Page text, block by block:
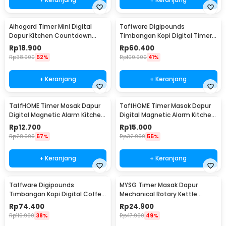
Aihogard Timer Mini Digital
Dapur Kitchen Countdown
Timer - II5
Rp18.900
Rp38.900 52%
+ Keranjang
Taffware Digipounds
Timbangan Kopi Digital Timer
Coffee Scale 0.1g 5kg - MS-K07
Rp60.400
Rp100.900 41%
+ Keranjang
TaffHOME Timer Masak Dapur
Digital Magnetic Alarm Kitchen
Countdown - JS-113
Rp12.700
Rp28.900 57%
+ Keranjang
TaffHOME Timer Masak Dapur
Digital Magnetic Alarm Kitchen
Countdown - T10
Rp15.000
Rp32.900 55%
+ Keranjang
Taffware Digipounds
Timbangan Kopi Digital Coffee
Scale 3kg 0.1-1g - EK6002
Rp74.400
Rp119.900 38%
MYSG Timer Masak Dapur
Mechanical Rotary Kettle
Kitchen Countdown - M-63
Rp24.900
Rp47.900 49%